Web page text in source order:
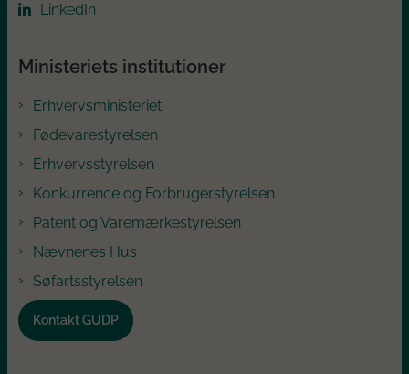
LinkedIn
Ministeriets institutioner
Erhvervsministeriet
Fødevarestyrelsen
Erhvervsstyrelsen
Konkurrence og Forbrugerstyrelsen
Patent og Varemærkestyrelsen
Nævnenes Hus
Søfartsstyrelsen
Kontakt GUDP